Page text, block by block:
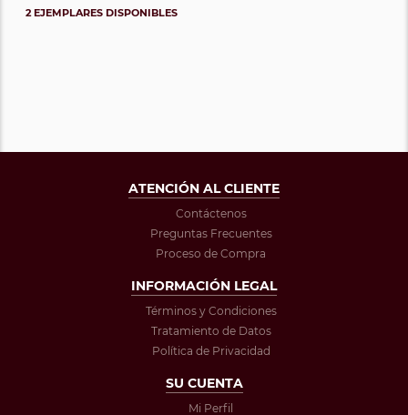
2 EJEMPLARES DISPONIBLES
ATENCIÓN AL CLIENTE
Contáctenos
Preguntas Frecuentes
Proceso de Compra
INFORMACIÓN LEGAL
Términos y Condiciones
Tratamiento de Datos
Política de Privacidad
SU CUENTA
Mi Perfil